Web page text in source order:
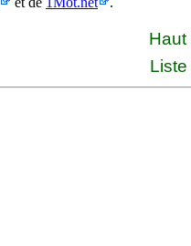
Haut